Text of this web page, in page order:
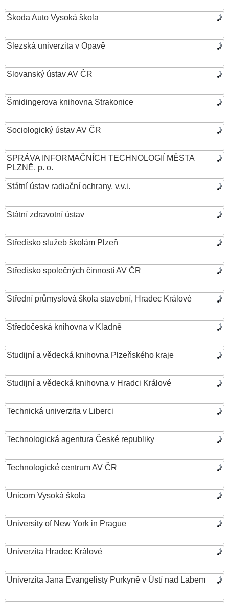
Škoda Auto Vysoká škola
Slezská univerzita v Opavě
Slovanský ústav AV ČR
Šmidingerova knihovna Strakonice
Sociologický ústav AV ČR
SPRÁVA INFORMAČNÍCH TECHNOLOGIÍ MĚSTA
PLZNĚ, p. o.
Státní ústav radiační ochrany, v.v.i.
Státní zdravotní ústav
Středisko služeb školám Plzeň
Středisko společných činností AV ČR
Střední průmyslová škola stavební, Hradec Králové
Středočeská knihovna v Kladně
Studijní a vědecká knihovna Plzeňského kraje
Studijní a vědecká knihovna v Hradci Králové
Technická univerzita v Liberci
Technologická agentura České republiky
Technologické centrum AV ČR
Unicorn Vysoká škola
University of New York in Prague
Univerzita Hradec Králové
Univerzita Jana Evangelisty Purkyně v Ústí nad Labem